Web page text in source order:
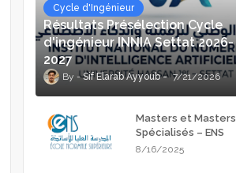
Cycle d'Ingénieur
Résultats Présélection Cycle
d'ingénieur INNIA Settat 2026-
2027
Sif Elarab Ayyoub 7/21/2026
Masters et Masters
Spécialisés – ENS
Meknès 2025-2026
8/16/2025